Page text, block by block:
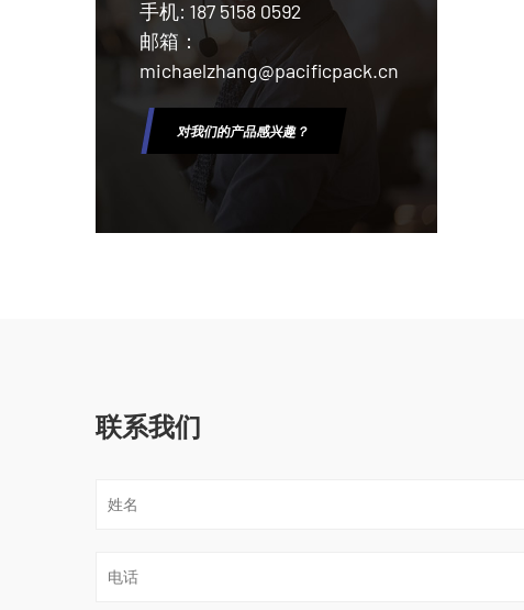
手机: 187 5158 0592
邮箱：
michaelzhang@pacificpack.cn
对我们的产品感兴趣？
联系我们